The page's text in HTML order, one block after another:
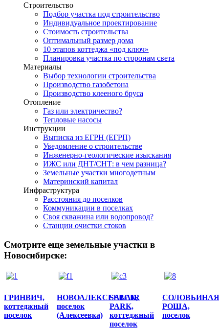
Строительство
Подбор участка под строительство
Индивидуальное проектирование
Стоимость строительства
Оптимальный размер дома
10 этапов коттеджа «под ключ»
Планировка участка по сторонам света
Материалы
Выбор технологии строительства
Производство газобетона
Производство клееного бруса
Отопление
Газ или электричество?
Тепловые насосы
Инструкции
Выписка из ЕГРН (ЕГРП)
Уведомление о строительстве
Инженерно-геологические изыскания
ИЖС или ДНТ/СНТ: в чем разница?
Земельные участки многодетным
Материнский капитал
Инфраструктура
Расстояния до поселков
Коммуникации в поселках
Своя скважина или водопровод?
Станции очистки стоков
Смотрите еще земельные участки в
Новосибирске:
ГРИНВИЧ,
коттеджный
поселок
НОВОАЛЕКСЕЕВСК,
поселок
(Алексеевка)
SALAIR
PARK,
коттеджный
поселок
СОЛОВЬИНАЯ
РОЩА,
поселок